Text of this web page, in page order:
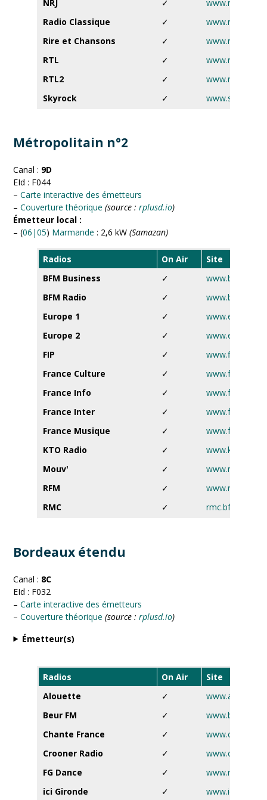
NRJ
✓
www.nrj.fr
Radio Classique
✓
Rire et Chansons
✓
RTL
✓
www.rtl.fr
RTL2
✓
www.rtl2.fr
Skyrock
✓
Métropolitain n°2
Canal : 9D
EId : F044
–Carte interactive des émetteurs
–Couverture théorique (source :rplusd.io)
Émetteur local :
– (06|05) Marmande : 2,6 kW(Samazan)
Radios On Air
Site
BFM Business
✓
BFM Radio
✓
Europe 1
✓
Europe 2
✓
FIP
✓
www.fip.fr
France Culture
✓
France Info
✓
France Inter
✓
France Musique
✓
KTO Radio
✓
Mouv'
✓
www.mouv.fr
RFM
✓
www.rfm.fr
RMC
✓ rmc.bfmtv.com
Bordeaux étendu
Canal : 8C
EId : F032
–Carte interactive des émetteurs
–Couverture théorique (source :rplusd.io)
Émetteur(s)
Radios On Air
Site
Alouette
✓
Beur FM
✓
Chante France
✓
Crooner Radio
✓
FG Dance
✓
ici Gironde
✓ www.ici.fr